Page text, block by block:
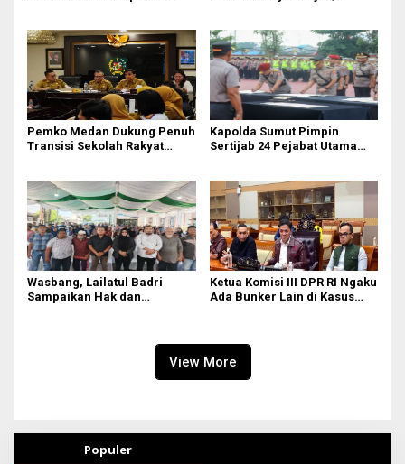
Waktu
Pemko Medan Dukung Penuh
Transisi Sekolah Rakyat
Kapolda Sumut Pimpin
Sertijab 24 Pejabat Utama
Wasbang, Lailatul Badri
Sampaikan Hak dan
Ketua Komisi III DPR RI Ngaku
Ada Bunker Lain di Kasus
View More
Populer